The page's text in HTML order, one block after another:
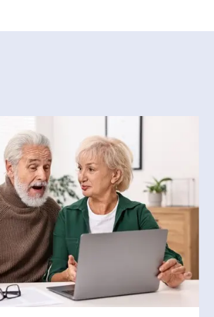
lexique
et
revue et